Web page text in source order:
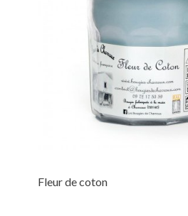
Fleur de coton